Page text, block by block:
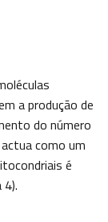
a produção de
do número
como um
é